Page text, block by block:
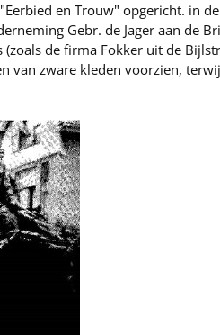
en Trouw" opgericht. in
Gebr. de Jager aan de
de firma Fokker uit de
van zware kleden voorzien,